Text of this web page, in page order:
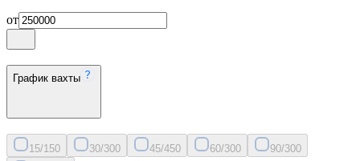
от
График вахты
15/150 30/300 45/450 60/300 90/300